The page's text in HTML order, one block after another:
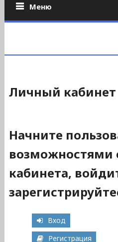
Меню
Личный кабинет
Начните
возможностями
кабинета,
Вход
Регистрация